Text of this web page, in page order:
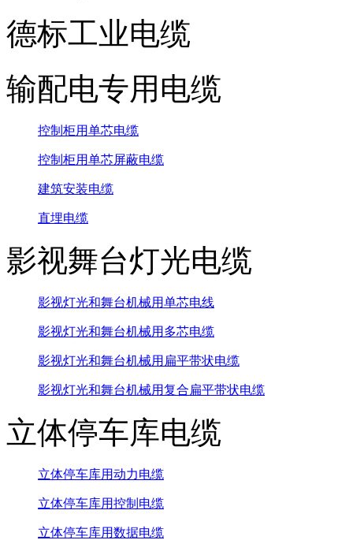
德标工业电缆
输配电专用电缆
控制柜用单芯电缆
控制柜用单芯屏蔽电缆
建筑安装电缆
直埋电缆
影视舞台灯光电缆
影视灯光和舞台机械用单芯电线
影视灯光和舞台机械用多芯电缆
影视灯光和舞台机械用扁平带状电缆
影视灯光和舞台机械用复合扁平带状电缆
立体停车库电缆
立体停车库用动力电缆
立体停车库用控制电缆
立体停车库用数据电缆